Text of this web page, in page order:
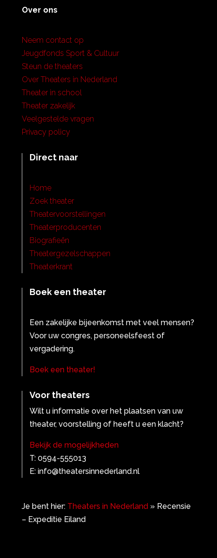
Over ons
Neem contact op
Jeugdfonds Sport & Cultuur
Steun de theaters
Over Theaters in Nederland
Theater in school
Theater zakelijk
Veelgestelde vragen
Privacy policy
Direct naar
Home
Zoek theater
Theatervoorstellingen
Theaterproducenten
Biografieën
Theatergezelschappen
Theaterkrant
Boek een theater
Een zakelijke bijeenkomst met veel mensen?
Voor uw congres, personeelsfeest of
vergadering.
Boek een theater!
Voor theaters
Wilt u informatie over het plaatsen van uw
theater, voorstelling of heeft u een klacht?
Bekijk de mogelijkheden
T: 0594-555013
E: info@theatersinnederland.nl
Je bent hier: Theaters in Nederland » Recensie
– Expeditie Eiland